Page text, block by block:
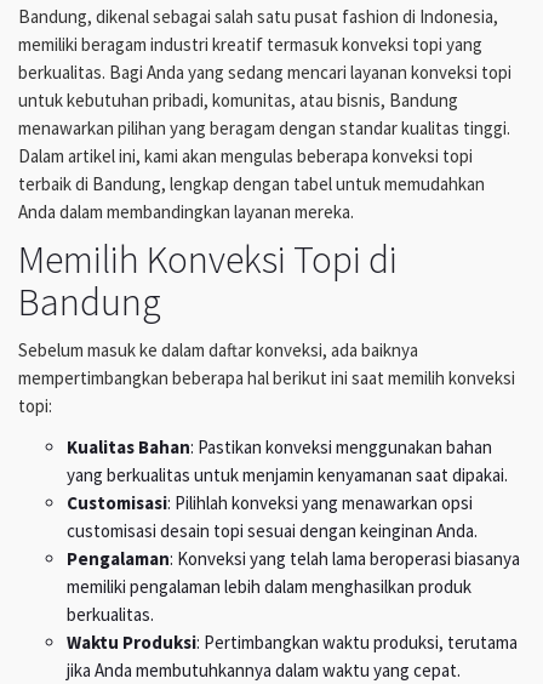
Bandung, dikenal sebagai salah satu pusat fashion di Indonesia,
memiliki beragam industri kreatif termasuk konveksi topi yang
berkualitas. Bagi Anda yang sedang mencari layanan konveksi topi
untuk kebutuhan pribadi, komunitas, atau bisnis, Bandung
menawarkan pilihan yang beragam dengan standar kualitas tinggi.
Dalam artikel ini, kami akan mengulas beberapa konveksi topi
terbaik di Bandung, lengkap dengan tabel untuk memudahkan
Anda dalam membandingkan layanan mereka.
Memilih Konveksi Topi di
Bandung
Sebelum masuk ke dalam daftar konveksi, ada baiknya
mempertimbangkan beberapa hal berikut ini saat memilih konveksi
topi:
Kualitas Bahan: Pastikan konveksi menggunakan bahan
yang berkualitas untuk menjamin kenyamanan saat dipakai.
Customisasi: Pilihlah konveksi yang menawarkan opsi
customisasi desain topi sesuai dengan keinginan Anda.
Pengalaman: Konveksi yang telah lama beroperasi biasanya
memiliki pengalaman lebih dalam menghasilkan produk
berkualitas.
Waktu Produksi: Pertimbangkan waktu produksi, terutama
jika Anda membutuhkannya dalam waktu yang cepat.